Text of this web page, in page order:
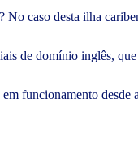
No caso desta ilha
de domínio inglês,
funcionamento